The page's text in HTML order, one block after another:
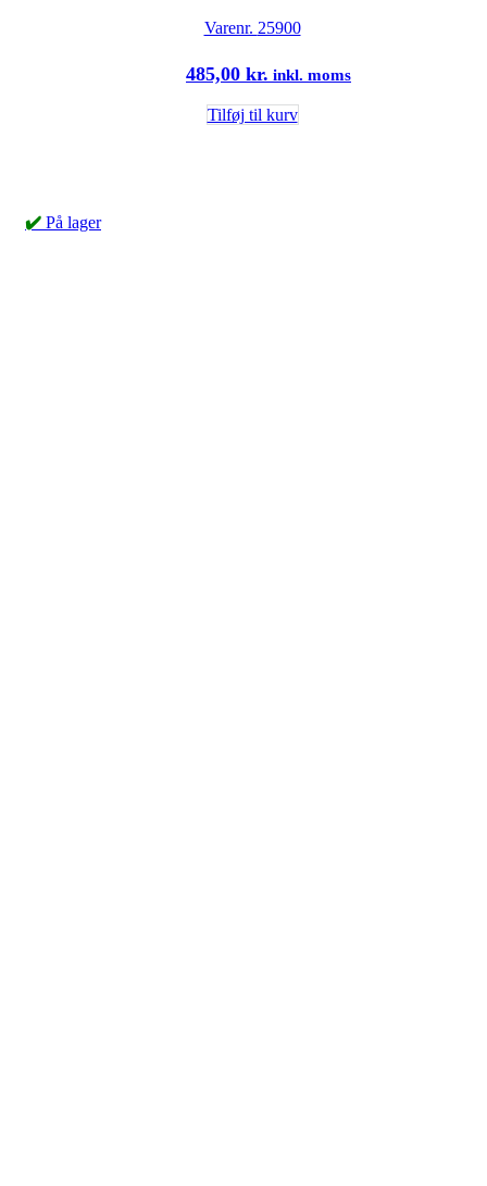
Varenr. 25900
485,00 kr. inkl. moms
Tilføj til kurv
✔️ På lager